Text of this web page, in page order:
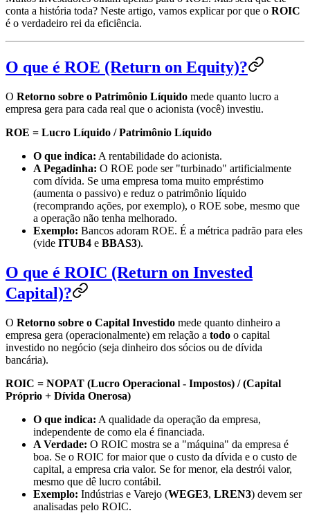
conta a história toda? Neste artigo, vamos explicar por que o ROIC
é o verdadeiro rei da eficiência.
O que é ROE (Return on Equity)?
O Retorno sobre o Patrimônio Líquido mede quanto lucro a
empresa gera para cada real que o acionista (você) investiu.
ROE = Lucro Líquido / Patrimônio Líquido
O que indica: A rentabilidade do acionista.
A Pegadinha: O ROE pode ser "turbinado" artificialmente
com dívida. Se uma empresa toma muito empréstimo
(aumenta o passivo) e reduz o patrimônio líquido
(recomprando ações, por exemplo), o ROE sobe, mesmo que
a operação não tenha melhorado.
Exemplo: Bancos adoram ROE. É a métrica padrão para eles
(vide ITUB4 e BBAS3).
O que é ROIC (Return on Invested
Capital)?
O Retorno sobre o Capital Investido mede quanto dinheiro a
empresa gera (operacionalmente) em relação a todo o capital
investido no negócio (seja dinheiro dos sócios ou de dívida
bancária).
ROIC = NOPAT (Lucro Operacional - Impostos) / (Capital
Próprio + Dívida Onerosa)
O que indica: A qualidade da operação da empresa,
independente de como ela é financiada.
A Verdade: O ROIC mostra se a "máquina" da empresa é
boa. Se o ROIC for maior que o custo da dívida e o custo de
capital, a empresa cria valor. Se for menor, ela destrói valor,
mesmo que dê lucro contábil.
Exemplo: Indústrias e Varejo (WEGE3, LREN3) devem ser
analisadas pelo ROIC.